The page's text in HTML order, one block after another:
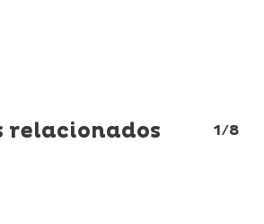
relacionados 1/8